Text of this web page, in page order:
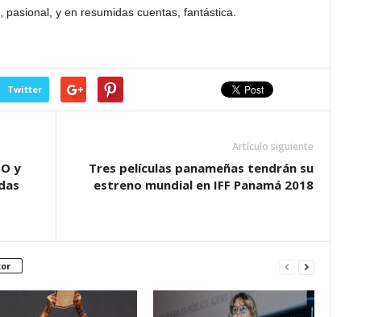
y en resumidas cuentas, fantástica.
Twitter
y
Artículo siguiente
Tres películas panameñas tendrán su
estreno mundial en IFF Panamá 2018